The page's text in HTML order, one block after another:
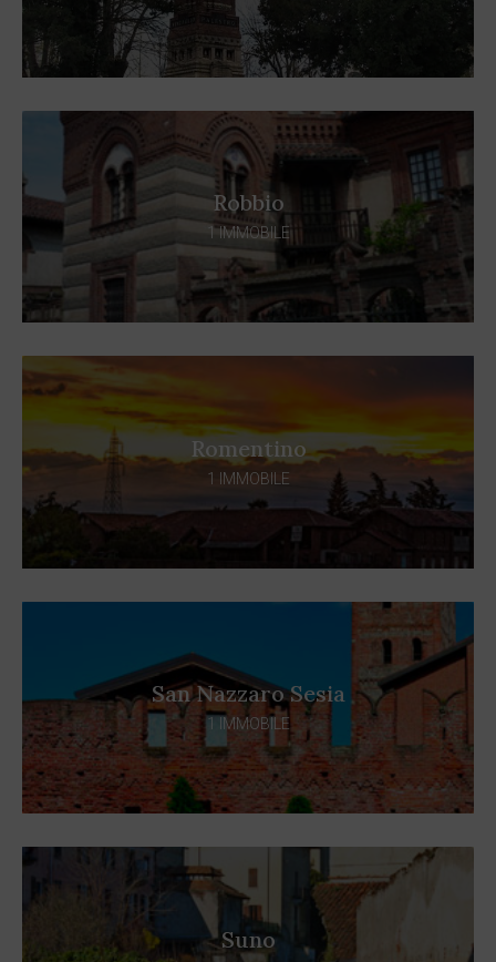
Robbio
1 IMMOBILE
Romentino
1 IMMOBILE
San Nazzaro Sesia
1 IMMOBILE
Suno